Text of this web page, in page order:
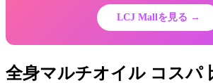
LCJ Mallを見る →
全身マルチオイル コスパ